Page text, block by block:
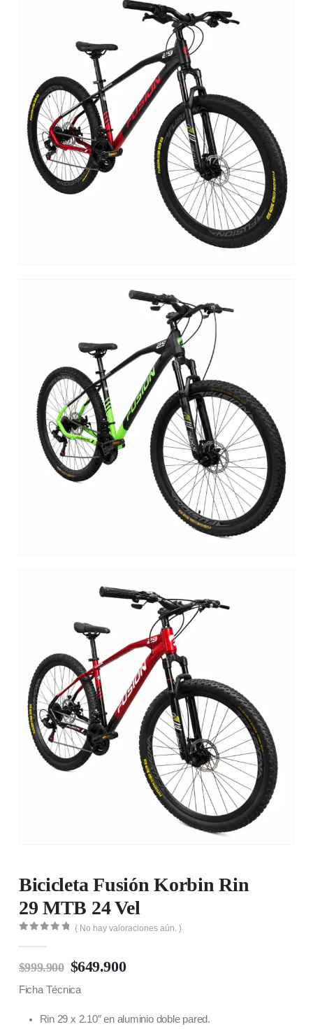
Bicicleta Fusión Korbin Rin
29 MTB 24 Vel
( No hay valoraciones aún. )
$999.900 $649.900
Ficha Técnica
Rin 29 x 2.10″ en aluminio doble pared.